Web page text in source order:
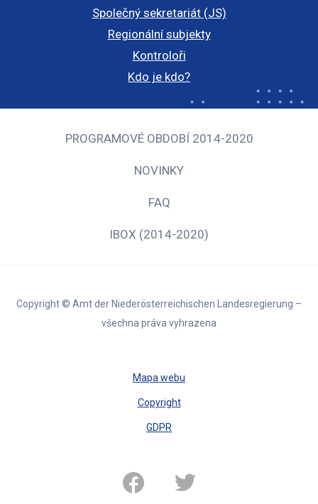
Společný sekretariát (JS)
Regionální subjekty
Kontroloři
Kdo je kdo?
PROGRAMOVÉ OBDOBÍ 2014-2020
NOVINKY
FAQ
IBOX (2014-2020)
Copyright © Amt der Niederösterreichischen Landesregierung –
všechna práva vyhrazena
Mapa webu
Copyright
GDPR